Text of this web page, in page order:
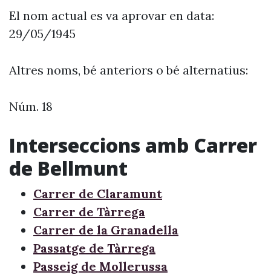
El nom actual es va aprovar en data:
29/05/1945
Altres noms, bé anteriors o bé alternatius:
Núm. 18
Interseccions amb Carrer
de Bellmunt
Carrer de Claramunt
Carrer de Tàrrega
Carrer de la Granadella
Passatge de Tàrrega
Passeig de Mollerussa